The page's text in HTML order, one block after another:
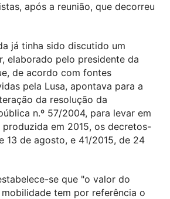
após a reunião, que decorreu
já tinha sido discutido um
elaborado pelo presidente da
de acordo com fontes
pela Lusa, apontava para a
da resolução da
n.º 57/2004, para levar em
em 2015, os decretos-
13 de agosto, e 41/2015, de 24
se que "o valor do
tem por referência o